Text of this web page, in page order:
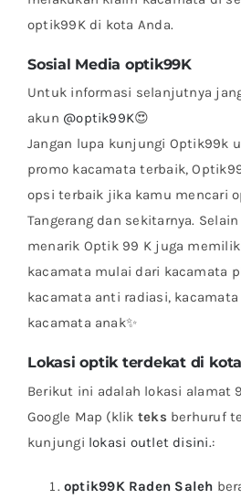
optik99K di kota Anda.
Sosial Media optik99K
Untuk informasi selanjutnya
akun @optik99K😍
Jangan lupa kunjungi Optik99k
promo kacamata terbaik,
opsi terbaik jika kamu mencari
Tangerang dan sekitarnya.
menarik Optik 99 K juga
kacamata mulai dari kacamata
kacamata anti radiasi,
kacamata anak✨
Lokasi optik terdekat di
Berikut ini adalah lokasi alamat
Google Map (klik teks berhuruf
kunjungi lokasi outlet disini.:
optik99K Raden Saleh